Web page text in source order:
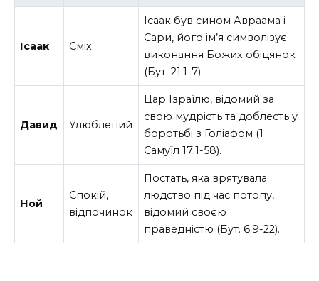
Ісаак Сміх
Ісаак був сином Авраама і
Сари, його ім’я символізує
виконання Божих обіцянок
(Бут. 21:1-7).
Давид Улюблений
Цар Ізраїлю, відомий за
свою мудрість та доблесть у
боротьбі з Голіафом (1
Самуїл 17:1-58).
Ной
Спокій,
відпочинок
Постать, яка врятувала
людство під час потопу,
відомий своєю
праведністю (Бут. 6:9-22).